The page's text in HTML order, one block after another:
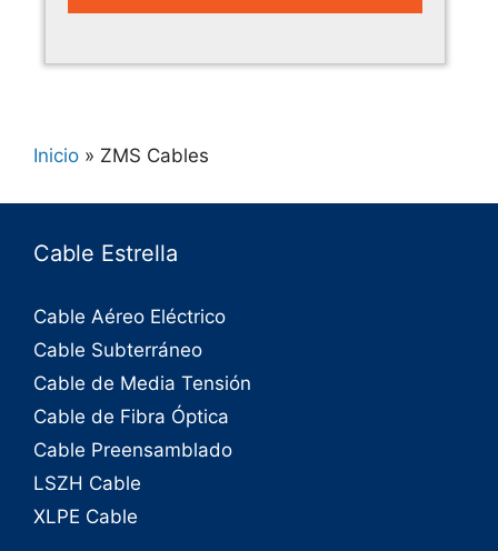
Cable Subterráneo
Cable de Media Tensión
Cable de Fibra Óptica
Cable Preensamblado
LSZH Cable
XLPE Cable